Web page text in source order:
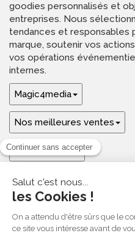
goodies personnalisés et
entreprises. Nous
tendances et responsables
marque, soutenir vos
vos opérations
internes.
Magic4media
Nos meilleures ventes
Guides & aide
Ressources & inspirations